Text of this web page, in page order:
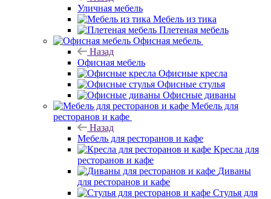
Уличная мебель
Мебель из тика
Плетеная мебель
Офисная мебель
Назад
Офисная мебель
Офисные кресла
Офисные стулья
Офисные диваны
Мебель для
ресторанов и кафе
Назад
Мебель для ресторанов и кафе
Кресла для
ресторанов и кафе
Диваны
для ресторанов и кафе
Стулья для